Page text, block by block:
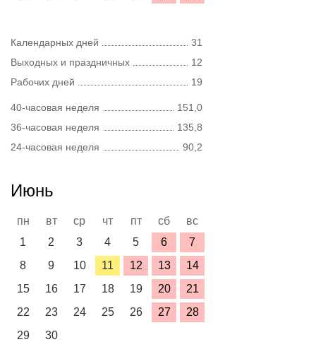
Календарных дней
31
Выходных и праздничных
12
Рабочих дней
19
40-часовая неделя
151,0
36-часовая неделя
135,8
24-часовая неделя
90,2
Июнь
пн вт ср чт пт сб
вс
1
2 3 4 5 6
7
8
9 10 11 12 13
14
15
16 17 18 19 20
21
22
23 24 25 26 27
28
29
30